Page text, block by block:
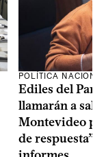
POLÍTICA
Ediles del
llamarán a sala
Montevideo
de respuesta”